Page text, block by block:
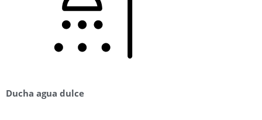
Ducha agua dulce